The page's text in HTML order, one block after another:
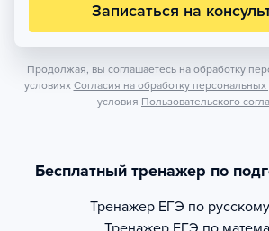
Записаться на
Продолжая, вы соглашаетесь на обработку
условиях Согласия на обработку
условия Пользовательского
Бесплатный тренажер по
Тренажер ЕГЭ по